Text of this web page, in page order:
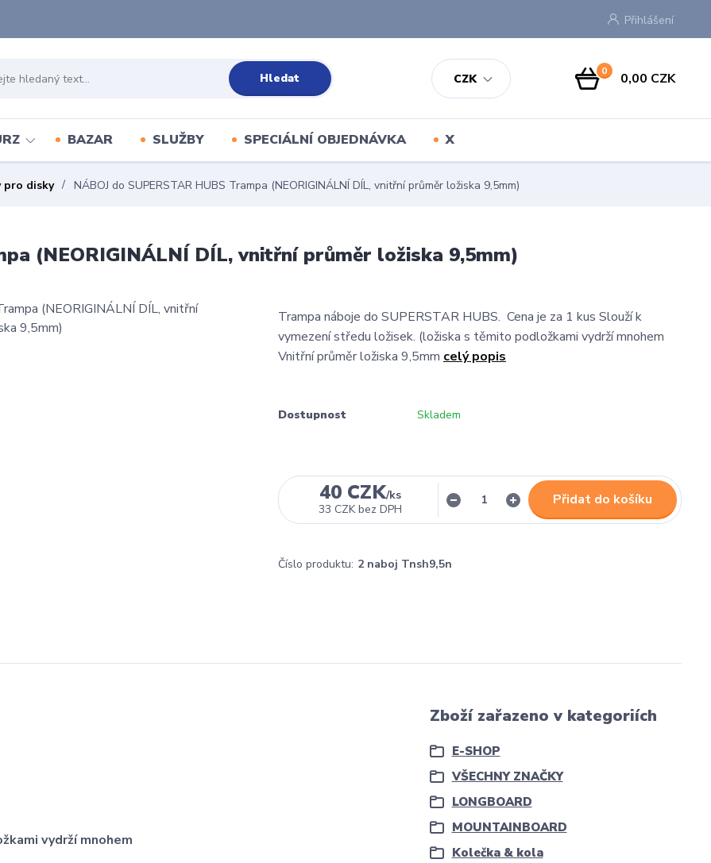
CZK
Přihlášení
Hledat 0 0,00 CZK
BAZAR SLUŽBY SPECIÁLNÍ OBJEDNÁVKA X
pro disky NÁBOJ do SUPERSTAR HUBS Trampa (NEORIGINÁLNÍ DÍL, vnitřní průměr ložiska 9,5mm)
(NEORIGINÁLNÍ DÍL, vnitřní průměr ložiska 9,5mm)
Trampa náboje do SUPERSTAR HUBS. Cena je za 1 kus Slouží k
vymezení středu ložisek. (ložiska s těmito podložkami vydrží mnohem
Vnitřní průměr ložiska 9,5mm celý popis
Dostupnost Skladem
40 CZK/ks
33 CZK bez DPH
Přidat do košíku
Číslo produktu: 2 naboj Tnsh9,5n
vydrží mnohem
Zboží zařazeno v kategoriích
E-SHOP
VŠECHNY ZNAČKY
LONGBOARD
MOUNTAINBOARD
Kolečka & kola